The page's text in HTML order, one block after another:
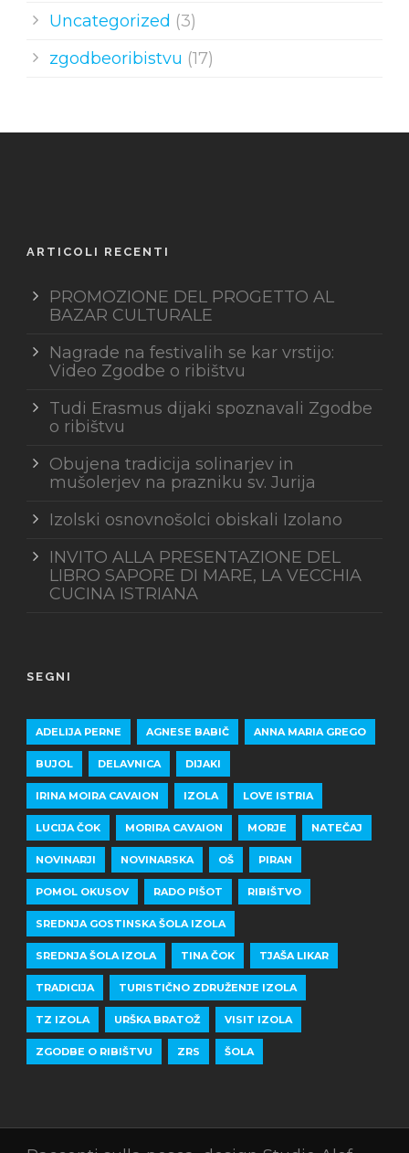
Uncategorized (3)
zgodbeoribistvu (17)
ARTICOLI RECENTI
PROMOZIONE DEL PROGETTO AL
BAZAR CULTURALE
Nagrade na festivalih se kar vrstijo:
Video Zgodbe o ribištvu
Tudi Erasmus dijaki spoznavali Zgodbe
o ribištvu
Obujena tradicija solinarjev in
mušolerjev na prazniku sv. Jurija
Izolski osnovnošolci obiskali Izolano
INVITO ALLA PRESENTAZIONE DEL
LIBRO SAPORE DI MARE, LA VECCHIA
CUCINA ISTRIANA
SEGNI
ADELIJA PERNE AGNESE BABIČ ANNA MARIA GREGO
BUJOL DELAVNICA DIJAKI
IRINA MOIRA CAVAION IZOLA LOVE ISTRIA
LUCIJA ČOK MORIRA CAVAION MORJE NATEČAJ
NOVINARJI NOVINARSKA OŠ PIRAN
POMOL OKUSOV RADO PIŠOT RIBIŠTVO
SREDNJA GOSTINSKA ŠOLA IZOLA
SREDNJA ŠOLA IZOLA TINA ČOK TJAŠA LIKAR
TRADICIJA TURISTIČNO ZDRUŽENJE IZOLA
TZ IZOLA URŠKA BRATOŽ VISIT IZOLA
ZGODBE O RIBIŠTVU ZRS ŠOLA